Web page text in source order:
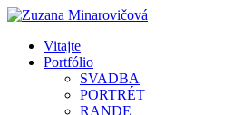
Vitajte
Portfólio
SVADBA
PORTRÉT
RANDE